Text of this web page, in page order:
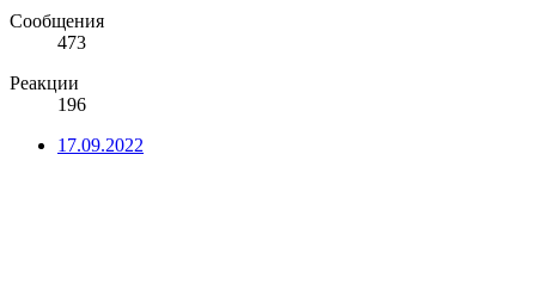
Сообщения
473
Реакции
196
17.09.2022